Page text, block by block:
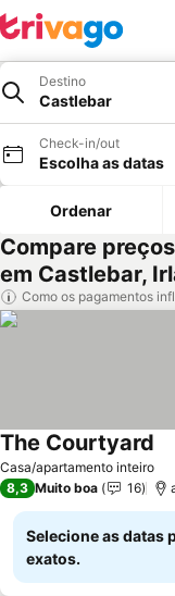
Destino
Castlebar
Check-in/out
Escolha as datas
Ordenar
Compare
em Castlebar,
Como os pagamentos
Casa/apartamento inteiro
The Courtyard
8,3 Muito boa 16
Selecione as datas
exatos.